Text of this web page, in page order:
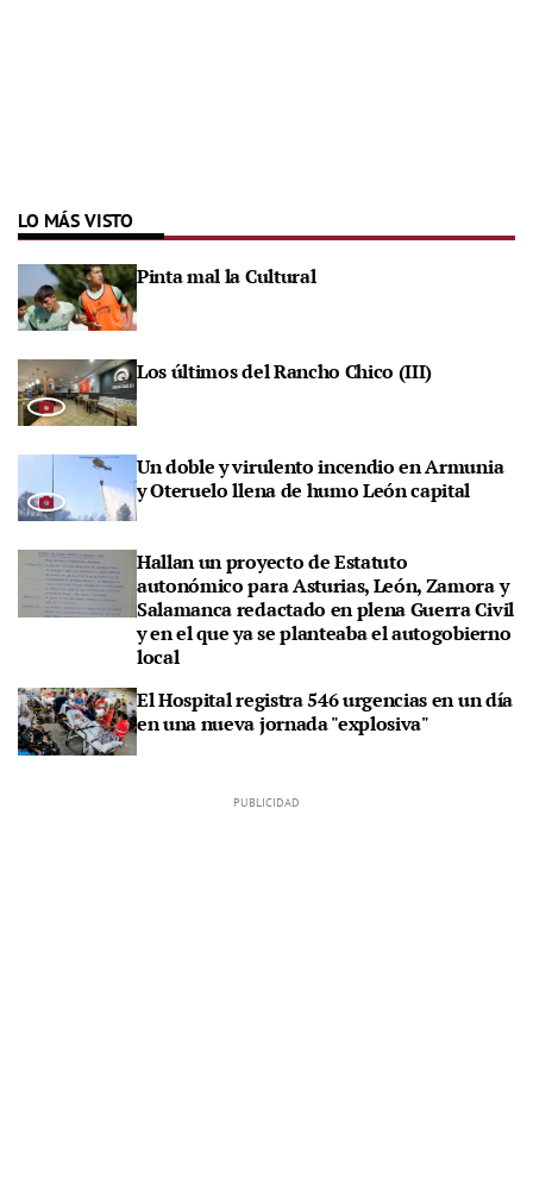
LO MÁS VISTO
Pinta mal la Cultural
Los últimos del Rancho Chico (III)
Un doble y virulento incendio en Armunia
y Oteruelo llena de humo León capital
Hallan un proyecto de Estatuto
autonómico para Asturias, León, Zamora y
Salamanca redactado en plena Guerra Civil
y en el que ya se planteaba el autogobierno
local
El Hospital registra 546 urgencias en un día
en una nueva jornada "explosiva"